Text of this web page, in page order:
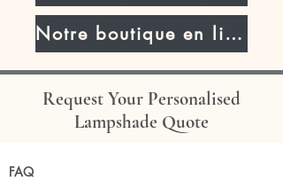
Notre boutique en ligne
Request Your Personalised
Lampshade Quote
FAQ